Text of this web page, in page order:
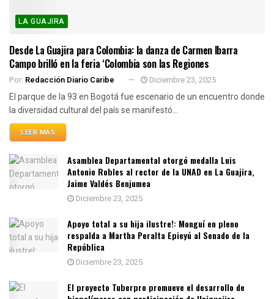
LA GUAJIRA
Desde La Guajira para Colombia: la danza de Carmen Ibarra
Campo brilló en la feria ‘Colombia son las Regiones
Por: Redacción Diario Caribe Diciembre 23, 2025
El parque de la 93 en Bogotá fue escenario de un encuentro donde
la diversidad cultural del país se manifestó...
LEER MÁS
Asamblea Departamental otorgó medalla Luis
Antonio Robles al rector de la UNAD en La Guajira,
Jaime Valdés Benjumea
Diciembre 23, 2025
Apoyo total a su hija ilustre!: Monguí en pleno
respalda a Martha Peralta Epieyú al Senado de la
República
Diciembre 23, 2025
El proyecto Tuberpro promueve el desarrollo de